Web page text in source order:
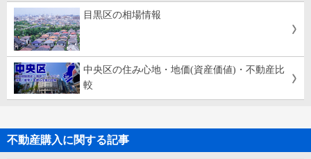
目黒区の相場情報
中央区の住み心地・地価(資産価値)・不動産比
較
不動産購入に関する記事